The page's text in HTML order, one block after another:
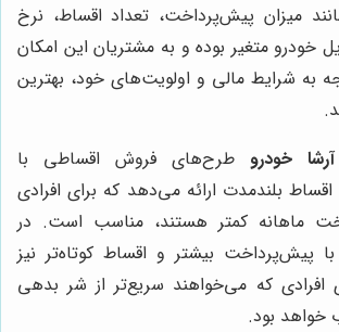
میزان پیش‌پرداخت، تعداد اقساط، نرخ
خودرو متغیر بوده و به مشتریان این امکان
به شرایط مالی و اولویت‌های خود، بهترین
آرشا خودرو طرح‌های فروش اقساطی با
بلندمدت ارائه می‌دهد که برای افرادی
ماهانه کمتر هستند، مناسب است. در
پیش‌پرداخت بیشتر و اقساط کوتاه‌تر نیز
افرادی که می‌خواهند سریع‌تر از شر بدهی
بود.